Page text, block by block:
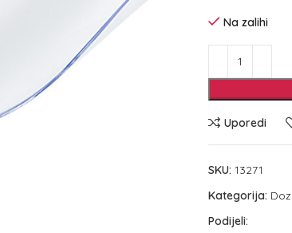
Na zalihi
Uporedi
SKU: 13271
Kategorija:
Podijeli: